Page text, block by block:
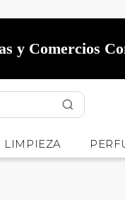
y Comercios
LIMPIEZA